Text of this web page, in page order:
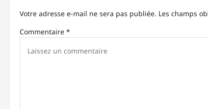
t
i
Votre adresse e-mail ne sera pas publiée. Les champs
Commentaire *